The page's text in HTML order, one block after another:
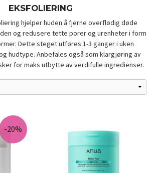
EKSFOLIERING
hjelper huden å fjerne overflødig døde
og redusere tette porer og urenheter i form
Dette steget utføres 1-3 ganger i uken
hudtype. Anbefales også som klargjøring av
for maks utbytte av verdifulle ingredienser.
-20%